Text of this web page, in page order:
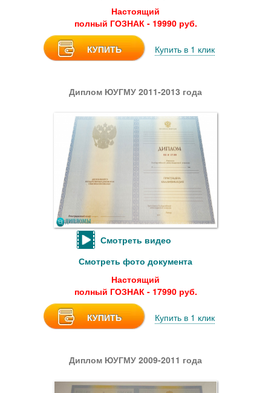
Настоящий
полный ГОЗНАК - 19990 руб.
КУПИТЬ Купить в 1 клик
Диплом ЮУГМУ 2011-2013 года
Смотреть видео
Смотреть фото документа
Настоящий
полный ГОЗНАК - 17990 руб.
КУПИТЬ Купить в 1 клик
Диплом ЮУГМУ 2009-2011 года